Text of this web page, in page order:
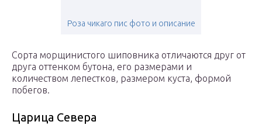
Роза чикаго пис фото и описание
Сорта морщинистого шиповника отличаются друг от
друга оттенком бутона, его размерами и
количеством лепестков, размером куста, формой
побегов.
Царица Севера